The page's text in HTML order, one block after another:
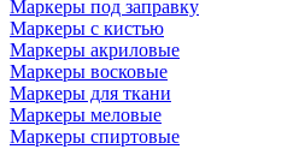
Маркеры под заправку
Маркеры с кистью
Маркеры акриловые
Маркеры восковые
Маркеры для ткани
Маркеры меловые
Маркеры спиртовые